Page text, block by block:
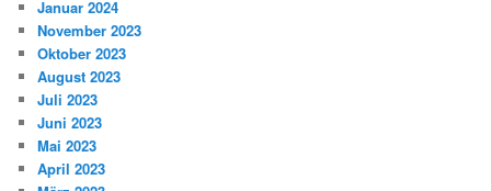
Januar 2024
November 2023
Oktober 2023
August 2023
Juli 2023
Juni 2023
Mai 2023
April 2023